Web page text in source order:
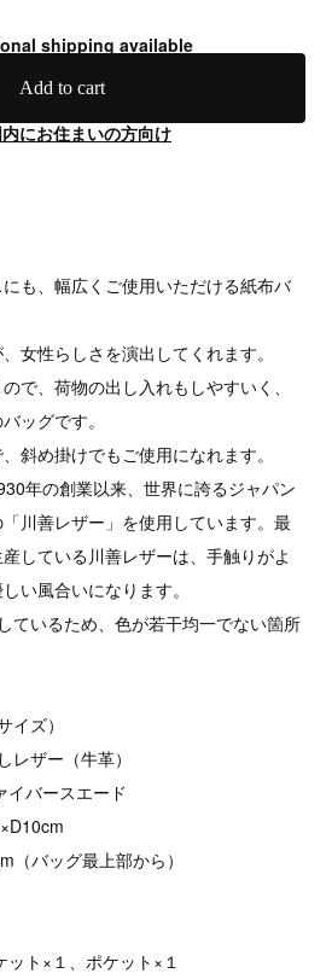
shipping available
Add to cart
にお住まいの方向け
も、幅広くご使用いただける紙布バ
女性らしさを演出してくれます。
で、荷物の出し入れもしやすいく、
ッグです。
斜め掛けでもご使用になれます。
年の創業以来、世界に誇るジャパン
川善レザー」を使用しています。最
している川善レザーは、手触りがよ
い風合いになります。
ているため、色が若干均一でない箇所
ズ）
レザー（牛革）
イバースエード
（バッグ最上部から）
ト×１、ポケット×１